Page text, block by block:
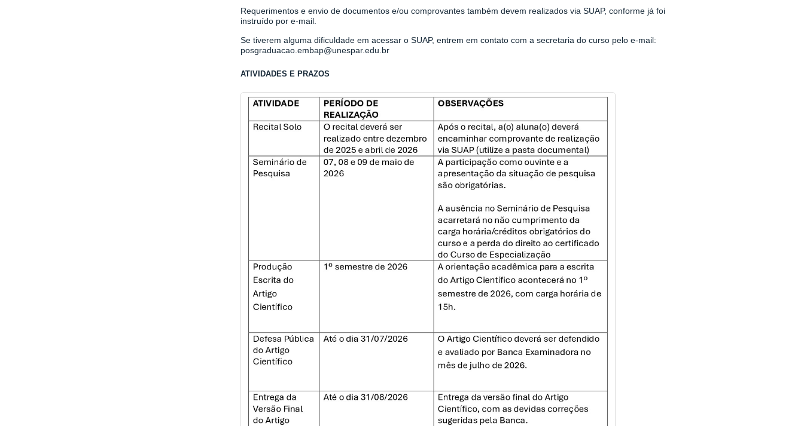
Requerimentos e envio de documentos e/ou comprovantes também devem realizados via SUAP, conforme já foi
instruído por e-mail.
Se tiverem alguma dificuldade em acessar o SUAP, entrem em contato com a secretaria do curso pelo e-mail:
posgraduacao.embap@unespar.edu.br
ATIVIDADES E PRAZOS